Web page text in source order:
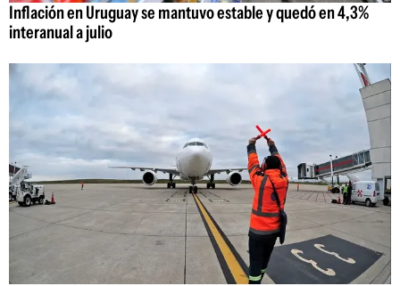
Inflación en Uruguay se mantuvo estable y quedó en 4,3%
interanual a julio